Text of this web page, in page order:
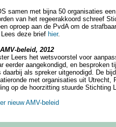
samen met bijna 50 organisaties een
van het regeerakkoord schreef
oproep aan de PvdA om de
deze brief hier.
beleid, 2012
Leers het wetsvoorstel voor
eerder aangekondigd, en besproken
als spreker uitgenodigd. De
met organisaties uit Utrecht,
op de hoorzitting stuurde Stichting
nieuw AMV-beleid